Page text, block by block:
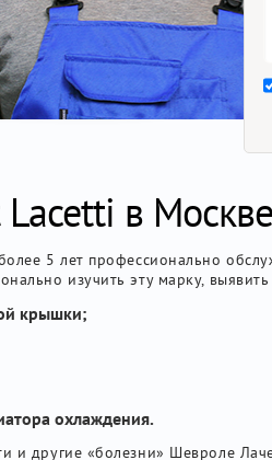
Lacetti в
5 лет профессионально
изучить эту марку,
крышки;
охлаждения.
и другие «болезни» Шевроле